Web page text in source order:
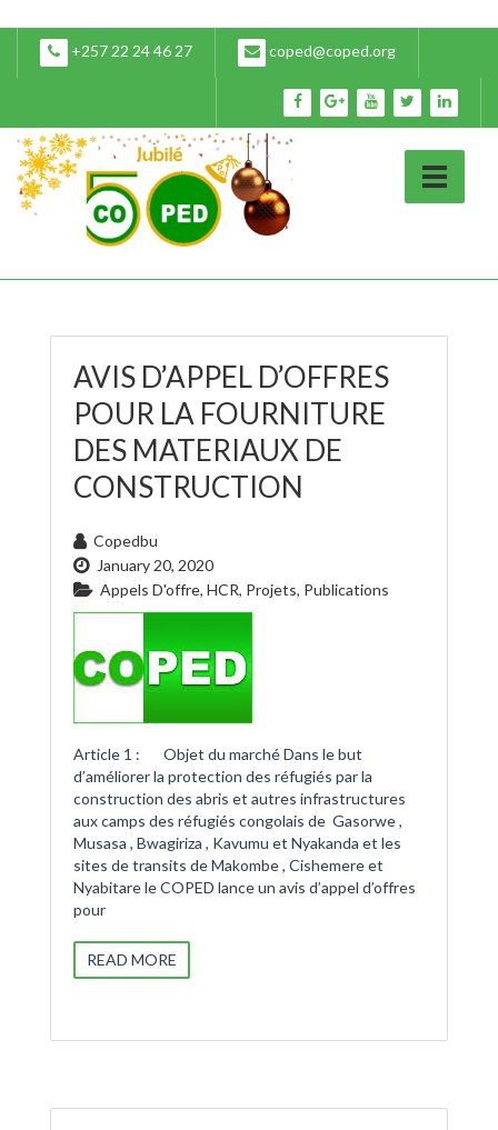
+257 22 24 46 27 coped@coped.org
AVIS D’APPEL D’OFFRES
POUR LA FOURNITURE
DES MATERIAUX DE
CONSTRUCTION
Copedbu
January 20, 2020
Appels D'offre, HCR, Projets, Publications
Article 1 : Objet du marché Dans le but
d’améliorer la protection des réfugiés par la
construction des abris et autres infrastructures
aux camps des réfugiés congolais de Gasorwe ,
Musasa , Bwagiriza , Kavumu et Nyakanda et les
sites de transits de Makombe , Cishemere et
Nyabitare le COPED lance un avis d’appel d’offres
pour
READ MORE